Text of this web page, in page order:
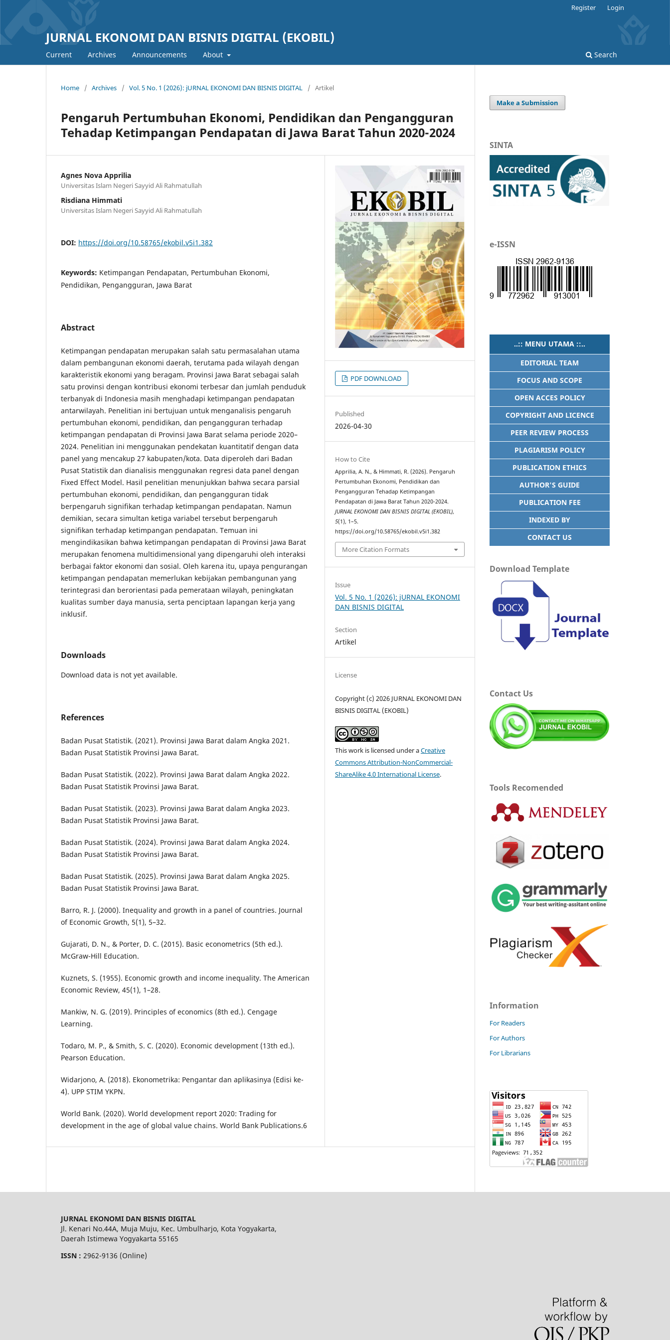
JURNAL EKONOMI DAN BISNIS DIGITAL (EKOBIL)
Current Archives Announcements About Search
Register Login
Home / Archives / Vol. 5 No. 1 (2026): jURNAL EKONOMI DAN BISNIS DIGITAL / Artikel
Pengaruh Pertumbuhan Ekonomi, Pendidikan dan Pengangguran
Tehadap Ketimpangan Pendapatan di Jawa Barat Tahun 2020-2024
Agnes Nova Apprilia
Universitas Islam Negeri Sayyid Ali Rahmatullah
Risdiana Himmati
Universitas Islam Negeri Sayyid Ali Rahmatullah
DOI: https://doi.org/10.58765/ekobil.v5i1.382
Keywords: Ketimpangan Pendapatan, Pertumbuhan Ekonomi,
Pendidikan, Pengangguran, Jawa Barat
Abstract
Ketimpangan pendapatan merupakan salah satu permasalahan utama
dalam pembangunan ekonomi daerah, terutama pada wilayah dengan
karakteristik ekonomi yang beragam. Provinsi Jawa Barat sebagai salah
satu provinsi dengan kontribusi ekonomi terbesar dan jumlah penduduk
terbanyak di Indonesia masih menghadapi ketimpangan pendapatan
antarwilayah. Penelitian ini bertujuan untuk menganalisis pengaruh
pertumbuhan ekonomi, pendidikan, dan pengangguran terhadap
ketimpangan pendapatan di Provinsi Jawa Barat selama periode 2020–
2024. Penelitian ini menggunakan pendekatan kuantitatif dengan data
panel yang mencakup 27 kabupaten/kota. Data diperoleh dari Badan
Pusat Statistik dan dianalisis menggunakan regresi data panel dengan
Fixed Effect Model. Hasil penelitian menunjukkan bahwa secara parsial
pertumbuhan ekonomi, pendidikan, dan pengangguran tidak
berpengaruh signifikan terhadap ketimpangan pendapatan. Namun
demikian, secara simultan ketiga variabel tersebut berpengaruh
signifikan terhadap ketimpangan pendapatan. Temuan ini
mengindikasikan bahwa ketimpangan pendapatan di Provinsi Jawa Barat
merupakan fenomena multidimensional yang dipengaruhi oleh interaksi
berbagai faktor ekonomi dan sosial. Oleh karena itu, upaya pengurangan
ketimpangan pendapatan memerlukan kebijakan pembangunan yang
terintegrasi dan berorientasi pada pemerataan wilayah, peningkatan
kualitas sumber daya manusia, serta penciptaan lapangan kerja yang
inklusif.
Downloads
Download data is not yet available.
References
Badan Pusat Statistik. (2021). Provinsi Jawa Barat dalam Angka 2021.
Badan Pusat Statistik Provinsi Jawa Barat.
Badan Pusat Statistik. (2022). Provinsi Jawa Barat dalam Angka 2022.
Badan Pusat Statistik Provinsi Jawa Barat.
Badan Pusat Statistik. (2023). Provinsi Jawa Barat dalam Angka 2023.
Badan Pusat Statistik Provinsi Jawa Barat.
Badan Pusat Statistik. (2024). Provinsi Jawa Barat dalam Angka 2024.
Badan Pusat Statistik Provinsi Jawa Barat.
Badan Pusat Statistik. (2025). Provinsi Jawa Barat dalam Angka 2025.
Badan Pusat Statistik Provinsi Jawa Barat.
Barro, R. J. (2000). Inequality and growth in a panel of countries. Journal
of Economic Growth, 5(1), 5–32.
Gujarati, D. N., & Porter, D. C. (2015). Basic econometrics (5th ed.).
McGraw-Hill Education.
Kuznets, S. (1955). Economic growth and income inequality. The American
Economic Review, 45(1), 1–28.
Mankiw, N. G. (2019). Principles of economics (8th ed.). Cengage
Learning.
Todaro, M. P., & Smith, S. C. (2020). Economic development (13th ed.).
Pearson Education.
Widarjono, A. (2018). Ekonometrika: Pengantar dan aplikasinya (Edisi ke-
4). UPP STIM YKPN.
World Bank. (2020). World development report 2020: Trading for
development in the age of global value chains. World Bank Publications.6
PDF DOWNLOAD
Published
2026-04-30
How to Cite
Apprilia, A. N., & Himmati, R. (2026). Pengaruh
Pertumbuhan Ekonomi, Pendidikan dan
Pengangguran Tehadap Ketimpangan
Pendapatan di Jawa Barat Tahun 2020-2024.
JURNAL EKONOMI DAN BISNIS DIGITAL (EKOBIL),
5(1), 1–5.
https://doi.org/10.58765/ekobil.v5i1.382
More Citation Formats
Issue
Vol. 5 No. 1 (2026): jURNAL EKONOMI
DAN BISNIS DIGITAL
Section
Artikel
License
Copyright (c) 2026 JURNAL EKONOMI DAN
BISNIS DIGITAL (EKOBIL)
This work is licensed under aCreative
Commons Attribution-NonCommercial-
ShareAlike 4.0 International License.
Make a Submission
SINTA
e-ISSN
..:: MENU UTAMA ::..
EDITORIAL TEAM
FOCUS AND SCOPE
OPEN ACCES POLICY
COPYRIGHT AND LICENCE
PEER REVIEW PROCESS
PLAGIARISM POLICY
PUBLICATION ETHICS
AUTHOR'S GUIDE
PUBLICATION FEE
INDEXED BY
CONTACT US
Download Template
Contact Us
Tools Recomended
Information
For Readers
For Authors
For Librarians
JURNAL EKONOMI DAN BISNIS DIGITAL
Jl. Kenari No.44A, Muja Muju, Kec. Umbulharjo, Kota Yogyakarta,
Daerah Istimewa Yogyakarta 55165
ISSN : 2962-9136 (Online)